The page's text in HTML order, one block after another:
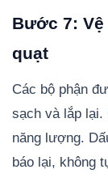
Bước 7:
quạt
Các bộ phận
sạch và lắp
năng lượng.
báo lại, không